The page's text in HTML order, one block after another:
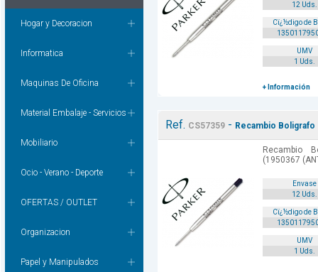
Hogar y Decoracion
Informatica
Maquinas De Oficina
Material Embalaje - Servicios
Mobiliario
Ocio - Verano - Deporte
OFERTAS / OUTLET
Organizacion
Papel y Manipulados
12 Uds.
Cï¿½digo de
UMV
1 Uds.
+ Información
Ref. CS57359 - Recambio
Recambio
(1950367
Envase
12 Uds.
Cï¿½digo de
UMV
1 Uds.